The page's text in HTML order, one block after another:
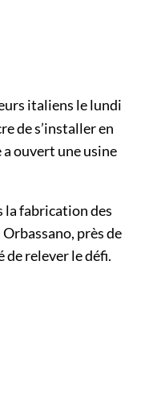
italiens le lundi
de s’installer en
ouvert une usine
la fabrication des
près de
de relever le défi.